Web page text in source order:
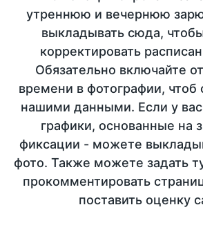
утреннюю и вечернюю
выкладывать сюда,
корректировать
Обязательно включайте
времени в фотографии, чтоб
нашими данными. Если у вас
графики, основанные на
фиксации - можете
фото. Также можете задать
прокомментировать
поставить оценку